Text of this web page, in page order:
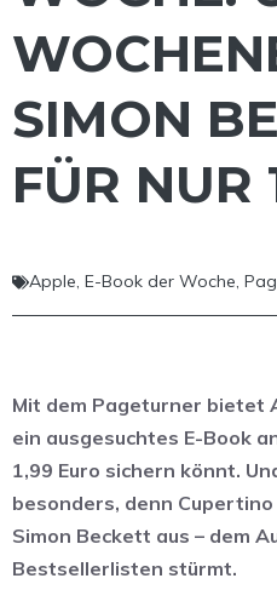
SIMON
FÜR NUR
Apple, E-Book der Woche,
Mit dem Pageturner bietet
ein ausgesuchtes E-Book
1,99 Euro sichern könnt.
besonders, denn
Simon Beckett aus – dem
Bestsellerlisten stürmt.